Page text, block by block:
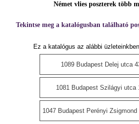
Német vlies poszterek több
Tekintse meg a katalógusban található
Ez a katalógus az alábbi
1089 Budapest Delej utca
1081 Budapest Szilágyi utca
1047 Budapest Perényi Zsigmond